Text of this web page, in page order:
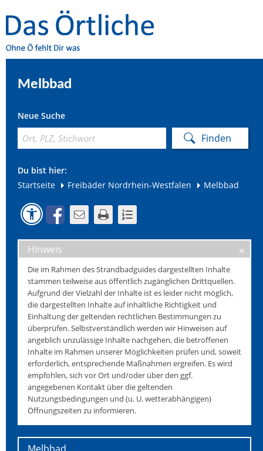
Melbbad
Neue Suche
Du bist hier:
Startseite
Freibäder Nordrhein-Westfalen Melbbad
Hinweis
Die im Rahmen des Strandbadguides dargestellten Inhalte
stammen teilweise aus öffentlich zugänglichen Drittquellen.
Aufgrund der Vielzahl der Inhalte ist es leider nicht möglich,
die dargestellten Inhalte auf inhaltliche Richtigkeit und
Einhaltung der geltenden rechtlichen Bestimmungen zu
überprüfen. Selbstverständlich werden wir Hinweisen auf
angeblich unzulässige Inhalte nachgehen, die betroffenen
Inhalte im Rahmen unserer Möglichkeiten prüfen und, soweit
erforderlich, entsprechende Maßnahmen ergreifen. Es wird
empfohlen, sich vor Ort und/oder über den ggf.
angegebenen Kontakt über die geltenden
Nutzungsbedingungen und (u. U. wetterabhängigen)
Öffnungszeiten zu informieren.